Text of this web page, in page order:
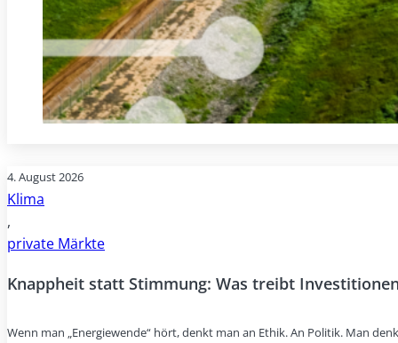
4. August 2026
Klima
,
private Märkte
Knappheit statt Stimmung: Was treibt
Wenn man „Energiewende“ hört, denkt man an Ethik. An Politik. Man